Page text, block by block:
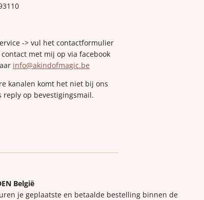
-> vul het contactformulier
met mij op via facebook
info@akindofmagic.be
kanalen komt het niet bij ons
reply op bevestigingsmail.
België
je geplaatste en betaalde bestelling binnen de